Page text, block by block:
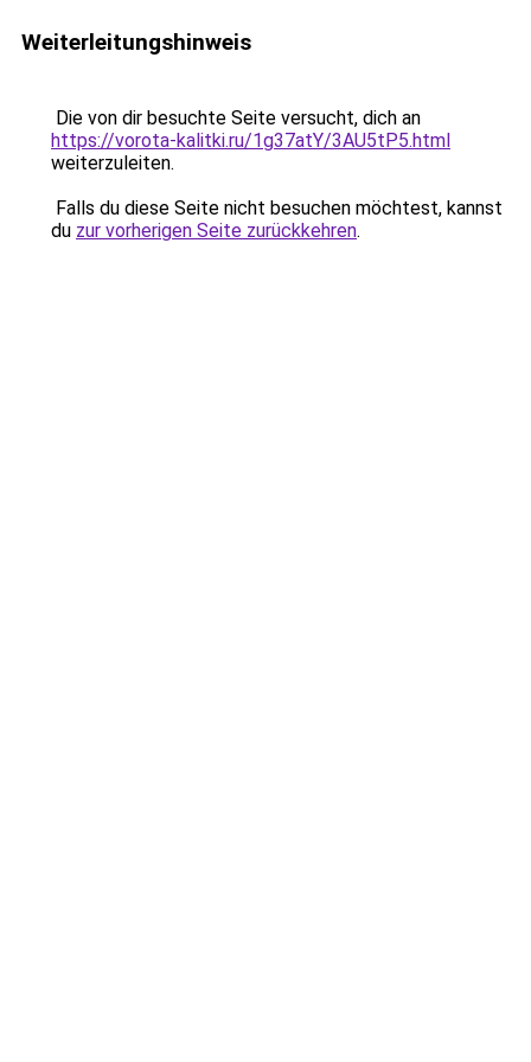
Weiterleitungshinweis
Die von dir besuchte Seite versucht, dich an
https://vorota-kalitki.ru/1g37atY/3AU5tP5.html
weiterzuleiten.
Falls du diese Seite nicht besuchen möchtest, kannst
du zur vorherigen Seite zurückkehren.